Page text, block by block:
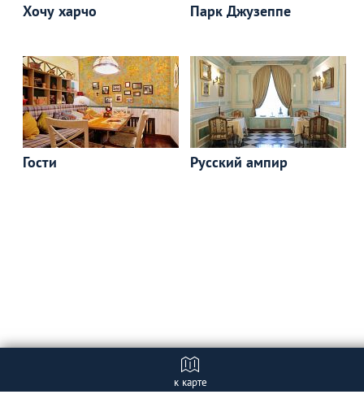
Хочу харчо Парк Джузеппе
Гости Русский ампир
к карте